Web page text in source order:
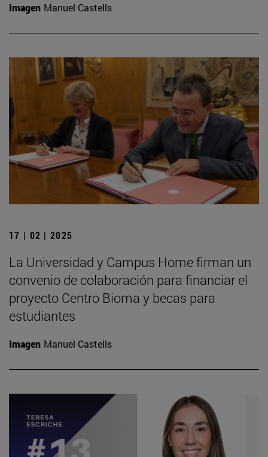
Imagen Manuel Castells
17 | 02 | 2025
La Universidad y Campus Home firman un
convenio de colaboración para financiar el
proyecto Centro Bioma y becas para
estudiantes
Imagen Manuel Castells